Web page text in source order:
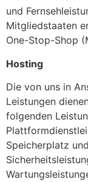
und
Mitgliedstaaten
One-Stop-Shop
Hosting
Die von uns in
Leistungen
folgenden
Speicherplatz